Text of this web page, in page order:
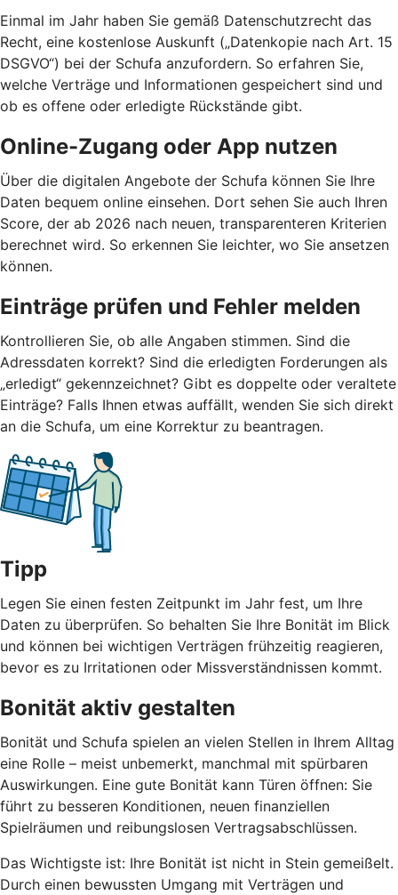
Einmal im Jahr haben Sie gemäß Datenschutzrecht das
Recht, eine kostenlose Auskunft („Datenkopie nach Art. 15
DSGVO“) bei der Schufa anzufordern. So erfahren Sie,
welche Verträge und Informationen gespeichert sind und
ob es offene oder erledigte Rückstände gibt.
Online-Zugang oder App nutzen
Über die digitalen Angebote der Schufa können Sie Ihre
Daten bequem online einsehen. Dort sehen Sie auch Ihren
Score, der ab 2026 nach neuen, transparenteren Kriterien
berechnet wird. So erkennen Sie leichter, wo Sie ansetzen
können.
Einträge prüfen und Fehler melden
Kontrollieren Sie, ob alle Angaben stimmen. Sind die
Adressdaten korrekt? Sind die erledigten Forderungen als
„erledigt“ gekennzeichnet? Gibt es doppelte oder veraltete
Einträge? Falls Ihnen etwas auffällt, wenden Sie sich direkt
an die Schufa, um eine Korrektur zu beantragen.
Tipp
Legen Sie einen festen Zeitpunkt im Jahr fest, um Ihre
Daten zu überprüfen. So behalten Sie Ihre Bonität im Blick
und können bei wichtigen Verträgen frühzeitig reagieren,
bevor es zu Irritationen oder Missverständnissen kommt.
Bonität aktiv gestalten
Bonität und Schufa spielen an vielen Stellen in Ihrem Alltag
eine Rolle – meist unbemerkt, manchmal mit spürbaren
Auswirkungen. Eine gute Bonität kann Türen öffnen: Sie
führt zu besseren Konditionen, neuen finanziellen
Spielräumen und reibungslosen Vertragsabschlüssen.
Das Wichtigste ist: Ihre Bonität ist nicht in Stein gemeißelt.
Durch einen bewussten Umgang mit Verträgen und